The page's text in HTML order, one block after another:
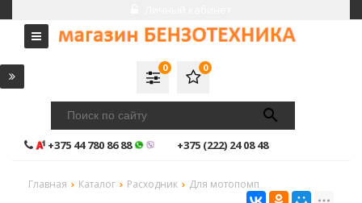
0
0
+375 44 780 86 88 +375 (222) 24 08 48
Главная Каталог Расходник Для мотопомп